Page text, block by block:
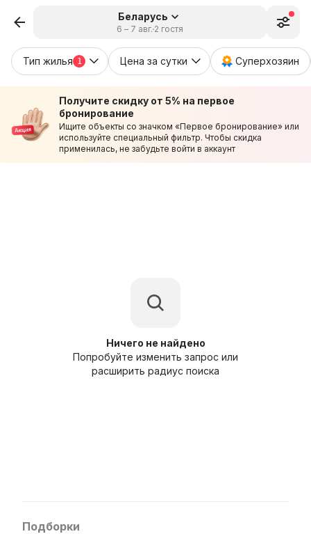
Беларусь
6 – 7 авг. 2 гостя
Тип жилья 1 Цена за сутки Суперхозяин
Получите скидку от 5% на первое
бронирование
Ищите объекты со значком «Первое бронирование» или
используйте специальный фильтр. Чтобы скидка
применилась, не забудьте войти в аккаунт
Ничего не найдено
Попробуйте изменить запрос или
расширить радиус поиска
Подборки